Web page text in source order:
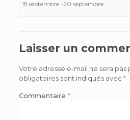
18 septembre -20 septembre
Laisser un
Votre adresse e-mail ne sera pas
obligatoires sont indiqués avec *
Commentaire *